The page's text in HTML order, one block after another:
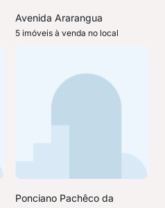
Avenida Ararangua
5 imóveis à venda no local
Ponciano Pachêco da